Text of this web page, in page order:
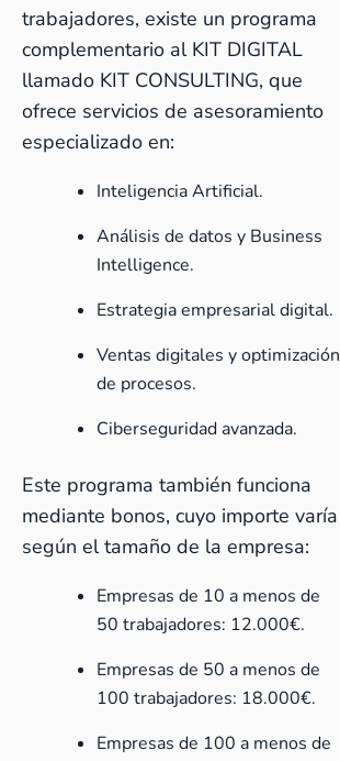
trabajadores, existe un programa
complementario al KIT DIGITAL
llamado KIT CONSULTING, que
ofrece servicios de asesoramiento
especializado en:
Inteligencia Artificial.
Análisis de datos y Business
Intelligence.
Estrategia empresarial digital.
Ventas digitales y optimización
de procesos.
Ciberseguridad avanzada.
Este programa también funciona
mediante bonos, cuyo importe varía
según el tamaño de la empresa:
Empresas de 10 a menos de
50 trabajadores: 12.000€.
Empresas de 50 a menos de
100 trabajadores: 18.000€.
Empresas de 100 a menos de